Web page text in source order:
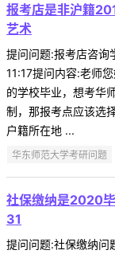
报考店是非沪籍
艺术
提问问题:报考店咨
11:17提问内容:老师
的学校毕业，想考华
制，那报考点应该选
户籍所在地 ...
华东师范大学考研问题
社保缴纳是2020
31
提问问题:社保缴纳